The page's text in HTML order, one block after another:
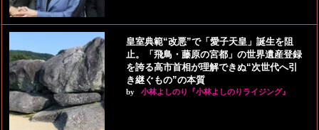
皇室典範“改悪”で「愛子天皇」誕生を阻
止。「飛鳥・藤原の宮都」の世界遺産登録
を誇る高市首相が理解できぬ“次世代へ引
き継ぐもの”の本質
by 小林よしのり『小林よしのりライジング』